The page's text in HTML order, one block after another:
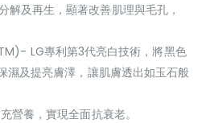
解及再生，顯著改善肌理與毛孔，
LG專利第3代亮白技術，將黑色
濕及提亮膚澤，讓肌膚透出如玉石般
營養，實現全面抗衰老。